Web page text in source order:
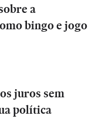
a
bingo e jogo
juros sem
política